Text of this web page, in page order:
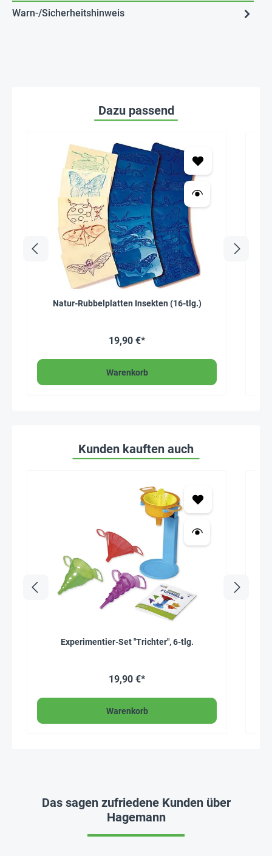
Warn-/Sicherheitshinweis
Dazu passend
Natur-Rubbelplatten Insekten (16-tlg.)
19,90 €*
Warenkorb
Kunden kauften auch
Experimentier-Set "Trichter", 6-tlg.
19,90 €*
Warenkorb
Das sagen zufriedene Kunden über
Hagemann